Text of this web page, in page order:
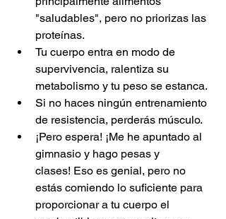
"saludables", pero no priorizas las
proteínas.
Tu cuerpo entra en modo de
supervivencia, ralentiza su
metabolismo y tu peso se estanca.
Si no haces ningún entrenamiento
de resistencia, perderás músculo.
¡Pero espera! ¡Me he apuntado al
gimnasio y hago pesas y
clases! Eso es genial, pero no
estás comiendo lo suficiente para
proporcionar a tu cuerpo el